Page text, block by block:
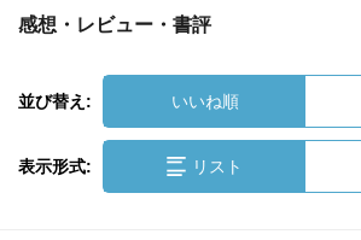
感想・レビュー・書評
並び替え: いいね順
表示形式: リスト